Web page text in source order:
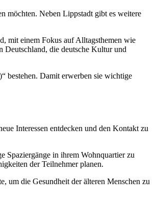
möchten. Neben Lippstadt gibt es weitere
mit einem Fokus auf Alltagsthemen wie
Deutschland, die deutsche Kultur und
bestehen. Damit erwerben sie wichtige
Interessen entdecken und den Kontakt zu
Spaziergänge in ihrem Wohnquartier zu
der Teilnehmer planen.
um die Gesundheit der älteren Menschen zu